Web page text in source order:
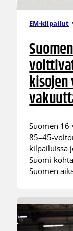
EM-kilpailut
Suomen
85–45-
kilpailuissa
Suomi
Suomen